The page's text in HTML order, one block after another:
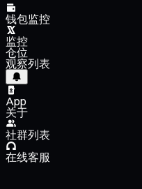
钱包监控
监控
仓位
观察列表
App
关于
社群列表
在线客服